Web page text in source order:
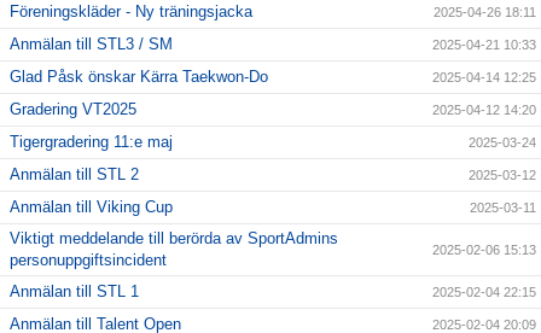
Föreningskläder - Ny träningsjacka 2025-04-26 18:11
Anmälan till STL3 / SM 2025-04-21 10:33
Glad Påsk önskar Kärra Taekwon-Do 2025-04-14 12:25
Gradering VT2025 2025-04-12 14:20
Tigergradering 11:e maj 2025-03-24
Anmälan till STL 2 2025-03-12
Anmälan till Viking Cup 2025-03-11
Viktigt meddelande till berörda av SportAdmins
personuppgiftsincident
2025-02-06 15:13
Anmälan till STL 1 2025-02-04 22:15
Anmälan till Talent Open 2025-02-04 20:09